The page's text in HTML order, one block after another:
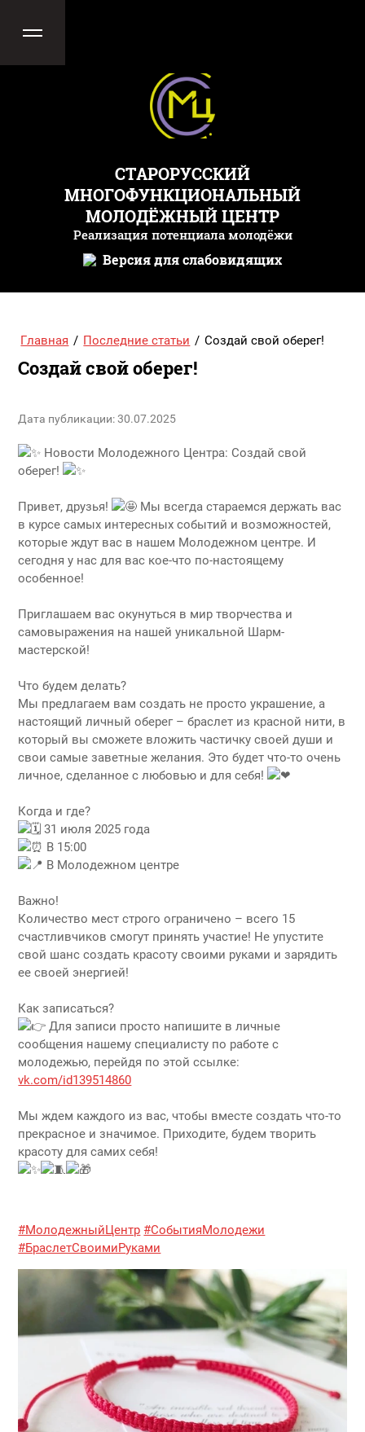
СТАРОРУССКИЙ
МНОГОФУНКЦИОНАЛЬНЫЙ
МОЛОДЁЖНЫЙ ЦЕНТР
Реализация потенциала молодёжи
Версия для слабовидящих
Главная / Последние статьи / Создай свой оберег!
Создай свой оберег!
Дата публикации: 30.07.2025
Новости Молодежного Центра: Создай свой
оберег!
Привет, друзья!
Мы всегда стараемся держать вас
в курсе самых интересных событий и возможностей,
которые ждут вас в нашем Молодежном центре. И
сегодня у нас для вас кое-что по-настоящему
особенное!
Приглашаем вас окунуться в мир творчества и
самовыражения на нашей уникальной Шарм-
мастерской!
Что будем делать?
Мы предлагаем вам создать не просто украшение, а
настоящий личный оберег – браслет из красной нити, в
который вы сможете вложить частичку своей души и
свои самые заветные желания. Это будет что-то очень
личное, сделанное с любовью и для себя!
Когда и где?
31 июля 2025 года
В 15:00
В Молодежном центре
Важно!
Количество мест строго ограничено – всего 15
счастливчиков смогут принять участие! Не упустите
свой шанс создать красоту своими руками и зарядить
ее своей энергией!
Как записаться?
Для записи просто напишите в личные
сообщения нашему специалисту по работе с
молодежью, перейдя по этой ссылке:
vk.com/id139514860
Мы ждем каждого из вас, чтобы вместе создать что-то
прекрасное и значимое. Приходите, будем творить
красоту для самих себя!
#МолодежныйЦентр #СобытияМолодежи
#БраслетСвоимиРуками